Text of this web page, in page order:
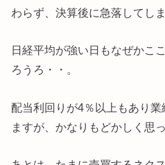
わらず、決算後に急落してし
日経平均が強い日もなぜかこ
ろうろ・・。
配当利回りが4％以上もあり
ますが、かなりもどかしく思